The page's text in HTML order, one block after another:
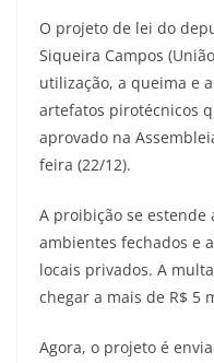
O projeto de lei do
Siqueira Campos
utilização, a queima e
artefatos pirotécnicos
aprovado na
feira (22/12).
A proibição se
ambientes fechados e
locais privados. A
chegar a mais de R$ 5
Agora, o projeto é